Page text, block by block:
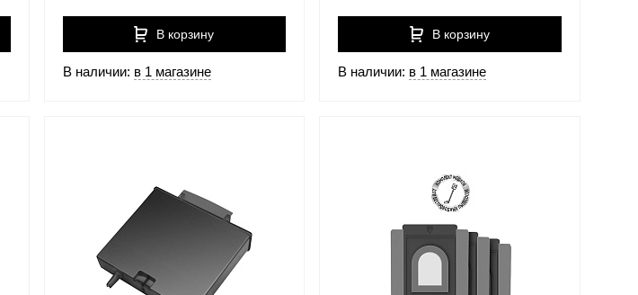
В корзину
В наличии: в 1 магазине
В корзину
В наличии: в 1 магазине